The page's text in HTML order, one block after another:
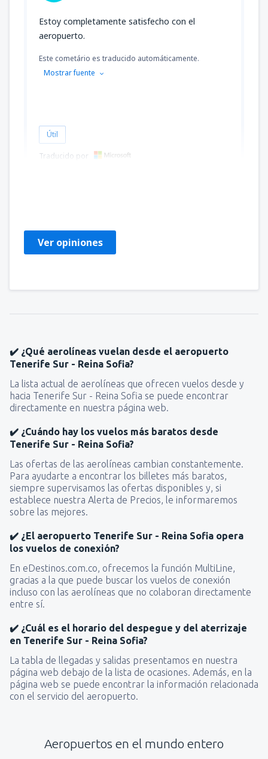
Estoy completamente satisfecho con el
aeropuerto.
Este cometário es traducido automáticamente.
Mostrar fuente
Útil
Traducido por
Ver opiniones
✔️ ¿Qué aerolíneas vuelan desde el aeropuerto
Tenerife Sur - Reina Sofia?
La lista actual de aerolíneas que ofrecen vuelos desde y
hacia Tenerife Sur - Reina Sofia se puede encontrar
directamente en nuestra página web.
✔️ ¿Cuándo hay los vuelos más baratos desde
Tenerife Sur - Reina Sofia?
Las ofertas de las aerolíneas cambian constantemente.
Para ayudarte a encontrar los billetes más baratos,
siempre supervisamos las ofertas disponibles y, si
establece nuestra Alerta de Precios, le informaremos
sobre las mejores.
✔️ ¿El aeropuerto Tenerife Sur - Reina Sofia opera
los vuelos de conexión?
En eDestinos.com.co, ofrecemos la función MultiLine,
gracias a la que puede buscar los vuelos de conexión
incluso con las aerolíneas que no colaboran directamente
entre sí.
✔️ ¿Cuál es el horario del despegue y del aterrizaje
en Tenerife Sur - Reina Sofia?
La tabla de llegadas y salidas presentamos en nuestra
página web debajo de la lista de ocasiones. Además, en la
página web se puede encontrar la información relacionada
con el servicio del aeropuerto.
Aeropuertos en el mundo entero